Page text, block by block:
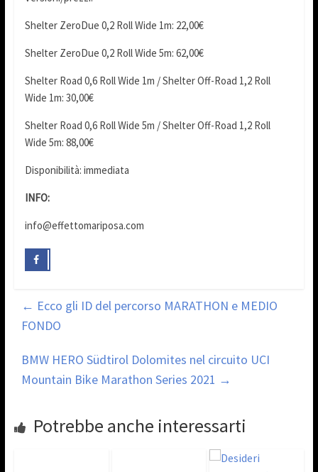
Shelter ZeroDue 0,2 Roll Wide 1m: 22,00€
Shelter ZeroDue 0,2 Roll Wide 5m: 62,00€
Shelter Road 0,6 Roll Wide 1m / Shelter Off-Road 1,2 Roll
Wide 1m: 30,00€
Shelter Road 0,6 Roll Wide 5m / Shelter Off-Road 1,2 Roll
Wide 5m: 88,00€
Disponibilità: immediata
INFO:
info@effettomariposa.com
← Ecco gli ID del percorso MARATHON e MEDIO
FONDO
BMW HERO Südtirol Dolomites nel circuito UCI
Mountain Bike Marathon Series 2021 →
Potrebbe anche interessarti